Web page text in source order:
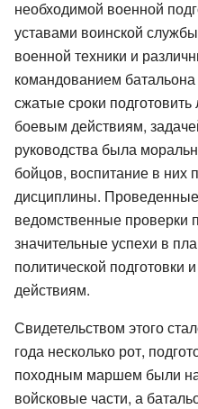
необходимой военной
уставами воинской
военной техники и
командованием
сжатые сроки
боевым действиям,
руководства была
бойцов, воспитание в них
дисциплины.
ведомственные проверки
значительные успехи в
политической подготовки
действиям.
Свидетельством этого
года несколько рот,
походным маршем были
войсковые части, а